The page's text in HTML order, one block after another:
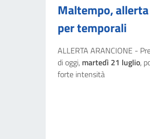
Maltempo,
per temporali
ALLERTA ARANCIONE -
di oggi, martedì 21 luglio,
forte intensità